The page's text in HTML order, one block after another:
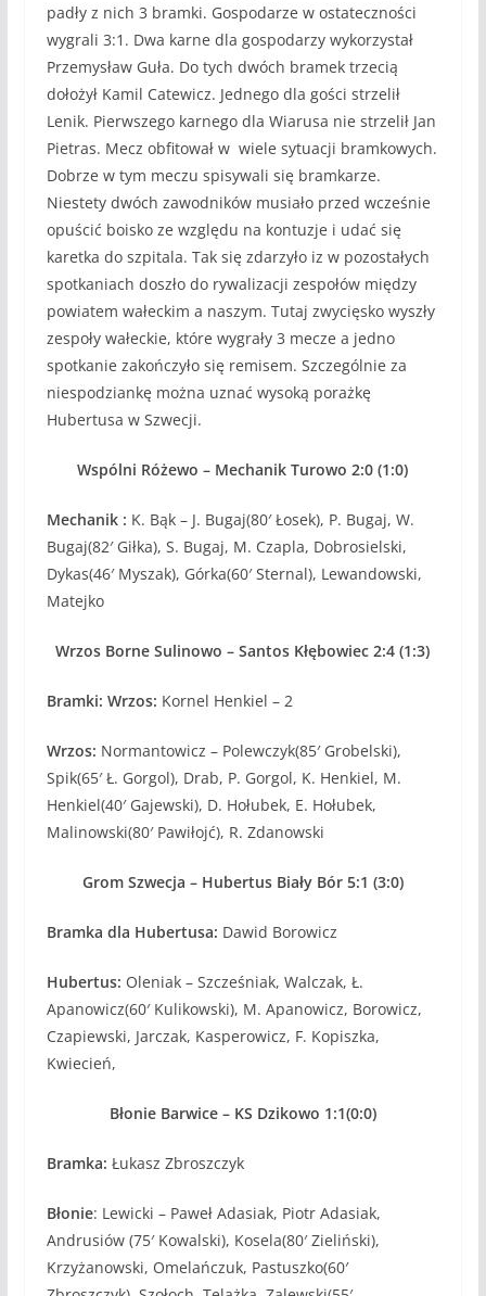
padły z nich 3 bramki. Gospodarze w ostateczności
wygrali 3:1. Dwa karne dla gospodarzy wykorzystał
Przemysław Guła. Do tych dwóch bramek trzecią
dołożył Kamil Catewicz. Jednego dla gości strzelił
Lenik. Pierwszego karnego dla Wiarusa nie strzelił Jan
Pietras. Mecz obfitował w wiele sytuacji bramkowych.
Dobrze w tym meczu spisywali się bramkarze.
Niestety dwóch zawodników musiało przed wcześnie
opuścić boisko ze względu na kontuzje i udać się
karetka do szpitala. Tak się zdarzyło iz w pozostałych
spotkaniach doszło do rywalizacji zespołów między
powiatem wałeckim a naszym. Tutaj zwycięsko wyszły
zespoły wałeckie, które wygrały 3 mecze a jedno
spotkanie zakończyło się remisem. Szczególnie za
niespodziankę można uznać wysoką porażkę
Hubertusa w Szwecji.
Wspólni Różewo – Mechanik Turowo 2:0 (1:0)
Mechanik : K. Bąk – J. Bugaj(80′ Łosek), P. Bugaj, W.
Bugaj(82′ Giłka), S. Bugaj, M. Czapla, Dobrosielski,
Dykas(46′ Myszak), Górka(60′ Sternal), Lewandowski,
Matejko
Wrzos Borne Sulinowo – Santos Kłębowiec 2:4 (1:3)
Bramki: Wrzos: Kornel Henkiel – 2
Wrzos: Normantowicz – Polewczyk(85′ Grobelski),
Spik(65′ Ł. Gorgol), Drab, P. Gorgol, K. Henkiel, M.
Henkiel(40′ Gajewski), D. Hołubek, E. Hołubek,
Malinowski(80′ Pawiłojć), R. Zdanowski
Grom Szwecja – Hubertus Biały Bór 5:1 (3:0)
Bramka dla Hubertusa: Dawid Borowicz
Hubertus: Oleniak – Szcześniak, Walczak, Ł.
Apanowicz(60′ Kulikowski), M. Apanowicz, Borowicz,
Czapiewski, Jarczak, Kasperowicz, F. Kopiszka,
Kwiecień,
Błonie Barwice – KS Dzikowo 1:1(0:0)
Bramka: Łukasz Zbroszczyk
Błonie: Lewicki – Paweł Adasiak, Piotr Adasiak,
Andrusiów (75′ Kowalski), Kosela(80′ Zieliński),
Krzyżanowski, Omelańczuk, Pastuszko(60′